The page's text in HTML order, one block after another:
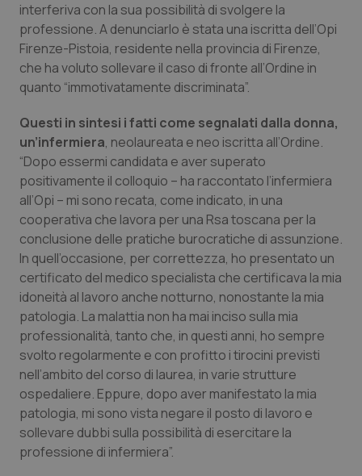
Campania
Emilia-Romagna
Lazio
Liguria
Lombardia
Marche
Molise
Piemonte
Provincia Autonoma di Bolzano
Provincia Autonoma di Trento
Car-T
Colesterolo & coronaropatie
Diabete & glucometri
Disturbi dell’umore
Dolore
Donna & Salute
Epatiti
HIV
Infezioni & Febbre
Ipertensione & Scompenso
interferiva con la sua possibilità di svolgere la
professione. A denunciarlo è stata una iscritta dell’Opi
Firenze-Pistoia, residente nella provincia di Firenze,
che ha voluto sollevare il caso di fronte all’Ordine in
quanto “immotivatamente discriminata”.
Questi in sintesi i fatti come segnalati dalla donna,
un’infermiera, neolaureata e neo iscritta all’Ordine.
“Dopo essermi candidata e aver superato
positivamente il colloquio – ha raccontato l’infermiera
all’Opi – mi sono recata, come indicato, in una
cooperativa che lavora per una Rsa toscana per la
conclusione delle pratiche burocratiche di assunzione.
In quell’occasione, per correttezza, ho presentato un
certificato del medico specialista che certificava la mia
idoneità al lavoro anche notturno, nonostante la mia
patologia. La malattia non ha mai inciso sulla mia
professionalità, tanto che, in questi anni, ho sempre
svolto regolarmente e con profitto i tirocini previsti
nell’ambito del corso di laurea, in varie strutture
ospedaliere. Eppure, dopo aver manifestato la mia
patologia, mi sono vista negare il posto di lavoro e
sollevare dubbi sulla possibilità di esercitare la
professione di infermiera”.